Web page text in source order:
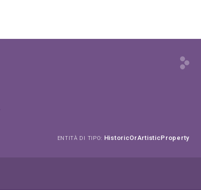
ENTITÀ DI TIPO: HistoricOrArtisticProperty